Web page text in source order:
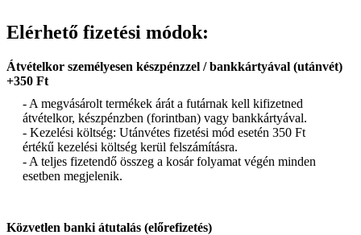
Elérhető fizetési módok:
Átvételkor személyesen készpénzzel / bankkártyával (utánvét)
+350 Ft
- A megvásárolt termékek árát a futárnak kell kifizetned
átvételkor, készpénzben (forintban) vagy bankkártyával.
- Kezelési költség: Utánvétes fizetési mód esetén 350 Ft
értékű kezelési költség kerül felszámításra.
- A teljes fizetendő összeg a kosár folyamat végén minden
esetben megjelenik.
Közvetlen banki átutalás (előrefizetés)